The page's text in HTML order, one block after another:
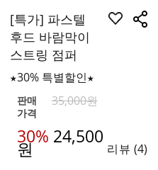
[특가] 파스텔
후드 바람막이
스트링 점퍼
★30% 특별할인★
판매
가격
35,000원
30% 24,500
원 리뷰 (4)